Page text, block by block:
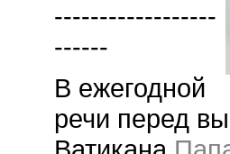
------------------
------
В ежегодной
речи перед